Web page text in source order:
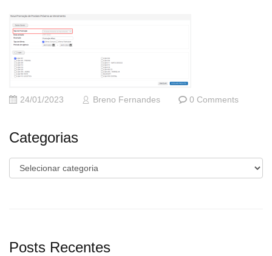
24/01/2023 Breno Fernandes 0 Comments
Categorias
Categorias
Posts Recentes